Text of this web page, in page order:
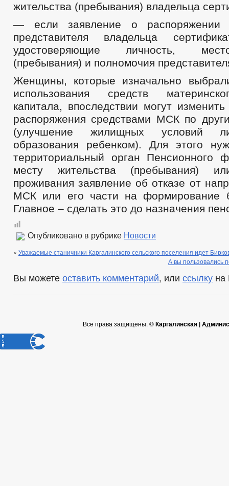
жительства (пребывания) владельца
— если заявление о распоряжении
представителя владельца
удостоверяющие личность,
(пребывания) и полномочия
Женщины, которые изначально
использования средств
капитала, впоследствии могут
распоряжения средствами МСК по
(улучшение жилищных условий
образования ребенком). Для этого
территориальный орган Пенсионного
месту жительства (пребывания)
проживания заявление об отказе от
МСК или его части на формирование
Главное – сделать это до назначения
Опубликовано в рубрике Новости
« Уважаемые станичники Каргалинского сельского поселения идет
А вы пользовались
Вы можете оставить комментарий, или ссылку на
Все права защищены. ©Каргалинская |